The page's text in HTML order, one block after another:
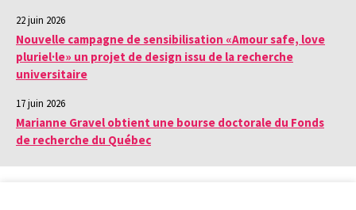
22 juin 2026
Nouvelle campagne de sensibilisation «Amour safe, love
pluriel·le» un projet de design issu de la recherche
universitaire
17 juin 2026
Marianne Gravel obtient une bourse doctorale du Fonds
de recherche du Québec